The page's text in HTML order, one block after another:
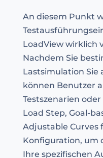
An diesem Punkt
LoadView wirklich
Nachdem Sie
Lastsimulation Sie
können Benutzer
Testszenarien
Load Step, Goal-
Adjustable Curves
Konfiguration, um
Ihre spezifischen